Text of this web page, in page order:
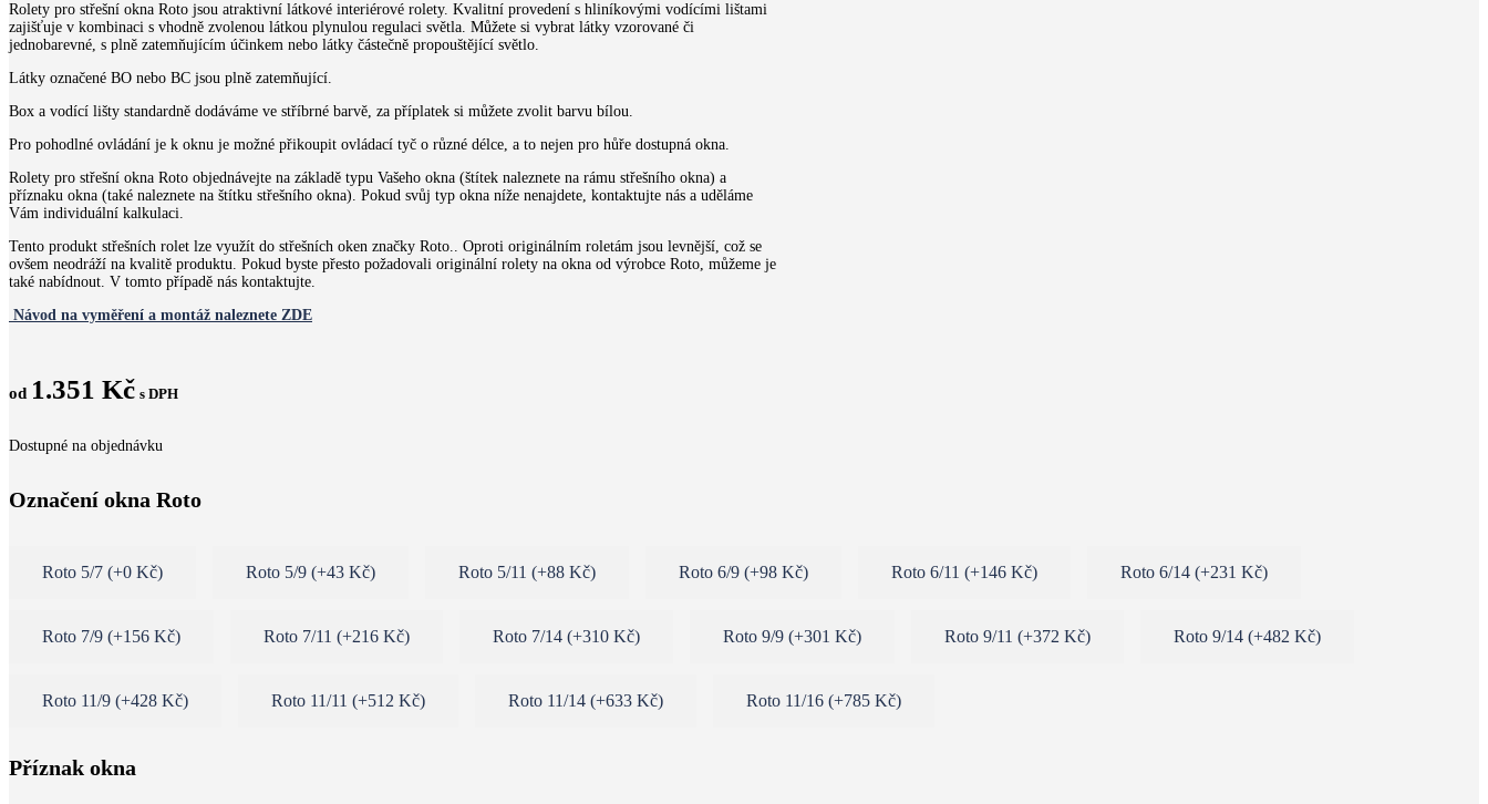
Rolety pro střešní okna Roto jsou atraktivní látkové interiérové rolety. Kvalitní provedení s hliníkovými vodícími lištami
zajišťuje v kombinaci s vhodně zvolenou látkou plynulou regulaci světla. Můžete si vybrat látky vzorované či
jednobarevné, s plně zatemňujícím účinkem nebo látky částečně propouštějící světlo.
Látky označené BO nebo BC jsou plně zatemňující.
Box a vodící lišty standardně dodáváme ve stříbrné barvě, za příplatek si můžete zvolit barvu bílou.
Pro pohodlné ovládání je k oknu je možné přikoupit ovládací tyč o různé délce, a to nejen pro hůře dostupná okna.
Rolety pro střešní okna Roto objednávejte na základě typu Vašeho okna (štítek naleznete na rámu střešního okna) a
příznaku okna (také naleznete na štítku střešního okna). Pokud svůj typ okna níže nenajdete, kontaktujte nás a uděláme
Vám individuální kalkulaci.
Tento produkt střešních rolet lze využít do střešních oken značky Roto.. Oproti originálním roletám jsou levnější, což se
ovšem neodráží na kvalitě produktu. Pokud byste přesto požadovali originální rolety na okna od výrobce Roto, můžeme je
také nabídnout. V tomto případě nás kontaktujte.
Návod na vyměření a montáž naleznete ZDE
od 1.351 Kč s DPH
Dostupné na objednávku
Označení okna Roto
Roto 5/7 (+0 Kč) Roto 5/9 (+43 Kč) Roto 5/11 (+88 Kč) Roto 6/9 (+98 Kč) Roto 6/11 (+146 Kč) Roto 6/14 (+231 Kč)
Roto 7/9 (+156 Kč) Roto 7/11 (+216 Kč) Roto 7/14 (+310 Kč) Roto 9/9 (+301 Kč) Roto 9/11 (+372 Kč) Roto 9/14 (+482 Kč)
Roto 11/9 (+428 Kč) Roto 11/11 (+512 Kč) Roto 11/14 (+633 Kč) Roto 11/16 (+785 Kč)
Příznak okna